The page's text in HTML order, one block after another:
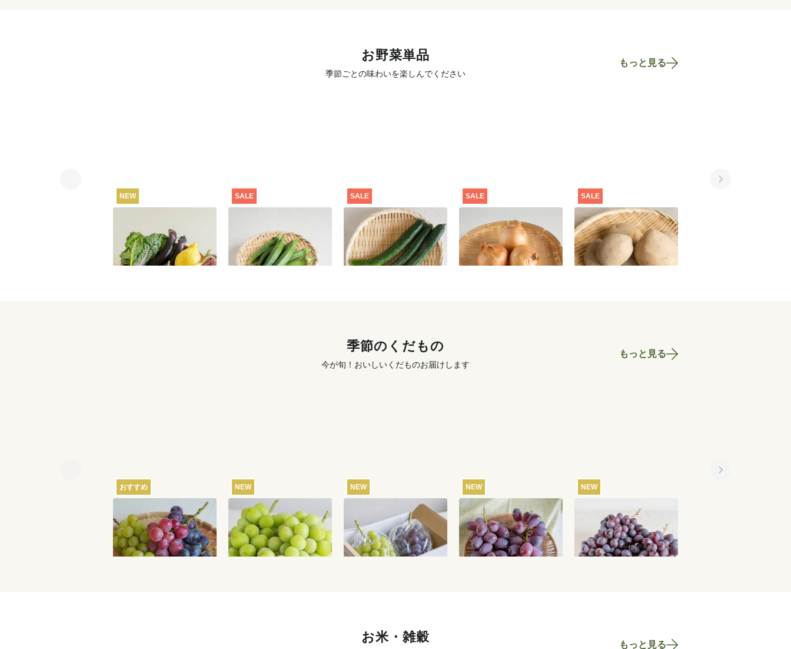
お野菜単品
季節ごとの味わいを楽しんでください
もっと見る
NEW
セット
2,980円
SALE
100g
291円
SALE
【特別価格】きゅうり
300g
301円〜
SALE
【特別価格】玉ねぎ 1kg
700円
SALE
【特別価格】じゃがいも
（品種おまかせ） 1kg
700
季節のくだもの
今が旬！おいしいくだものお届けします
もっと見る
おすすめ
【産地直送】葡萄畑ふく
じろうのふぞろい濃厚ぶ
どう 1.6kg
送料込 6,750円
NEW
【産地直送】やまなし笛
吹のシャインマスカット
1.2kg（特栽相当）
送料込 6,580円
NEW
【産地直送】富士の輝き
とシャインマスカット
1.2kg（山梨笛吹・特栽
相当）
送料込 7,080円
NEW
【産地直送】山梨笛吹の
ぶどう・富士の輝き
1kg（特栽相当）
送料込 7,890円
NEW
【産地直送】山梨笛吹の
ぶどう・オリエンタルス
ター 1.2kg（特栽相当）
送料込 5,250円
お米・雑穀 もっと見る